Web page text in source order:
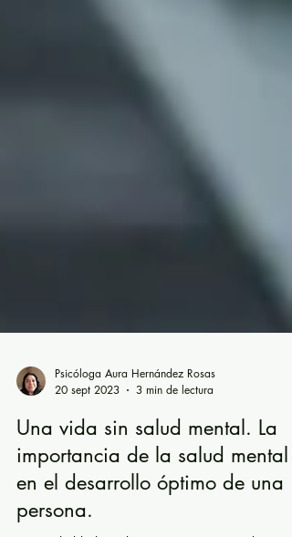
20 sept 2023
3 min de lectura
Una vida sin salud mental. La
importancia de la salud mental
en el desarrollo óptimo de una